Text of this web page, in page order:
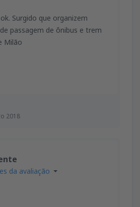
2018
Surgido que organizem
passagem de ônibus e trem
Milão
da avaliação